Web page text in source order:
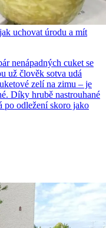
uchovat úrodu a mít
nenápadných cuket se
už člověk sotva udá
zelí na zimu – je
Díky hrubě nastrouhané
po odležení skoro jako